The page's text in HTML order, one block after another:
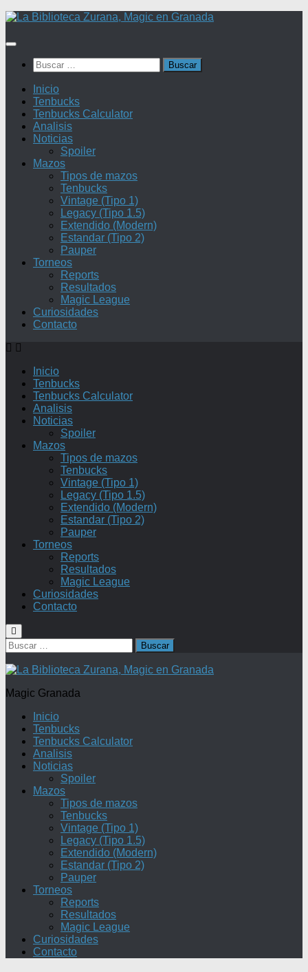
Saltar
contenido
Buscar:
Inicio
Tenbucks
Tenbucks Calculator
Analisis
Noticias
Spoiler
Mazos
Tipos de mazos
Tenbucks
Vintage (Tipo 1)
Legacy (Tipo 1.5)
Extendido (Modern)
Estandar (Tipo 2)
Pauper
Torneos
Reports
Resultados
Magic League
Curiosidades
Contacto
Inicio
Tenbucks
Tenbucks Calculator
Analisis
Noticias
Spoiler
Mazos
Tipos de mazos
Tenbucks
Vintage (Tipo 1)
Legacy (Tipo 1.5)
Extendido (Modern)
Estandar (Tipo 2)
Pauper
Torneos
Reports
Resultados
Magic League
Curiosidades
Contacto
Buscar:
Magic Granada
Inicio
Tenbucks
Tenbucks Calculator
Analisis
Noticias
Spoiler
Mazos
Tipos de mazos
Tenbucks
Vintage (Tipo 1)
Legacy (Tipo 1.5)
Extendido (Modern)
Estandar (Tipo 2)
Pauper
Torneos
Reports
Resultados
Magic League
Curiosidades
Contacto